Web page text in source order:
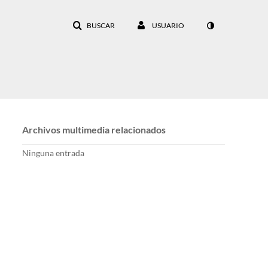
BUSCAR USUARIO
Archivos multimedia relacionados
Ninguna entrada